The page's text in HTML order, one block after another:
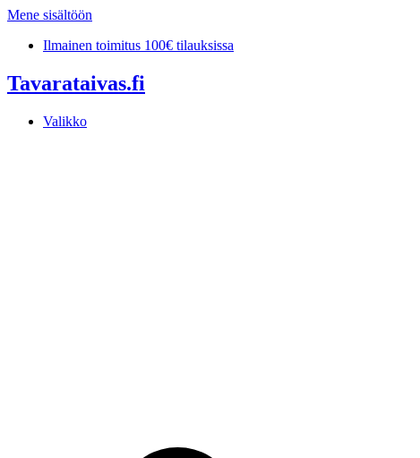
Mene sisältöön
Ilmainen toimitus 100€ tilauksissa
Tavarataivas.fi
Valikko